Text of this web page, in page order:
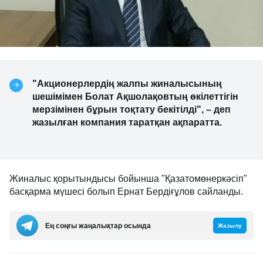
"Акционерлердің жалпы жиналысының
шешімімен Болат Ақшолақовтың өкілеттігін
мерзімінен бұрын тоқтату бекітілді", – деп
жазылған компания таратқан ақпаратта.
Жиналыс қорытындысы бойынша "Қазатомөнеркәсіп"
басқарма мүшесі болып Ернат Бердіғұлов сайланды.
Ең соңғы жаңалықтар осында Жазылу